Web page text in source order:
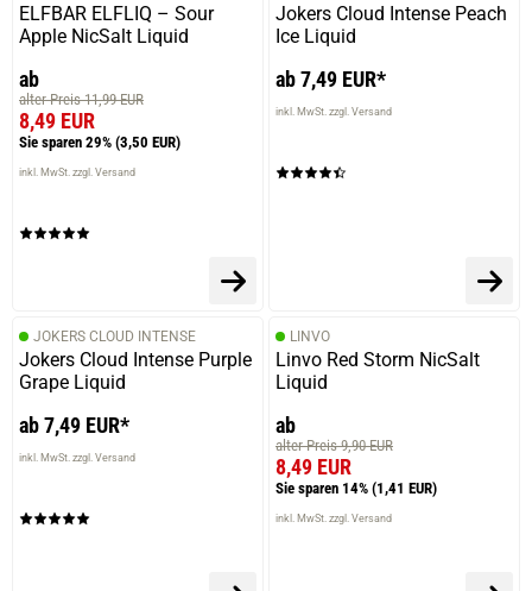
ELFBAR ELFLIQ – Sour
Apple NicSalt Liquid
ab
alter Preis 11,99 EUR
8,49 EUR
Sie sparen 29% (3,50 EUR)
inkl. MwSt. zzgl. Versand
Jokers Cloud Intense Peach
Ice Liquid
ab 7,49 EUR*
inkl. MwSt. zzgl. Versand
JOKERS CLOUD INTENSE
Jokers Cloud Intense Purple
Grape Liquid
ab 7,49 EUR*
inkl. MwSt. zzgl. Versand
LINVO
Linvo Red Storm NicSalt
Liquid
ab
alter Preis 9,90 EUR
8,49 EUR
Sie sparen 14% (1,41 EUR)
inkl. MwSt. zzgl. Versand